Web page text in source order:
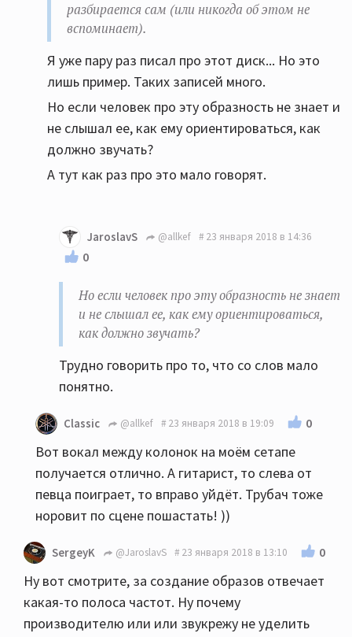
разбирается сам (или никогда об этом не
вспоминает).
Я уже пару раз писал про этот диск... Но это
лишь пример. Таких записей много.
Но если человек про эту образность не знает и
не слышал ее, как ему ориентироваться, как
должно звучать?
А тут как раз про это мало говорят.
JaroslavS @allkef 23 января 2018 в 14:36
0
Но если человек про эту образность не знает
и не слышал ее, как ему ориентироваться,
как должно звучать?
Трудно говорить про то, что со слов мало
понятно.
Classic @allkef 23 января 2018 в 19:09 0
Вот вокал между колонок на моём сетапе
получается отлично. А гитарист, то слева от
певца поиграет, то вправо уйдёт. Трубач тоже
норовит по сцене пошастать! ))
SergeyK @JaroslavS 23 января 2018 в 13:10 0
Ну вот смотрите, за создание образов отвечает
какая-то полоса частот. Ну почему
производителю или или звукрежу не уделить